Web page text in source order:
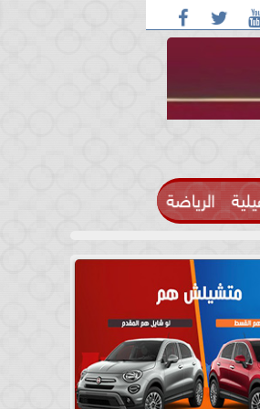
 
خلافات على الأجرة
الرياضة